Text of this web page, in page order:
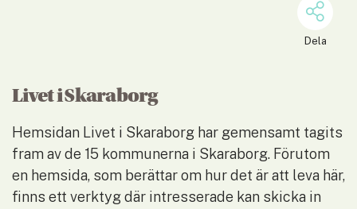
Dela
Livet i Skaraborg
Hemsidan Livet i Skaraborg har gemensamt tagits
fram av de 15 kommunerna i Skaraborg. Förutom
en hemsida, som berättar om hur det är att leva här,
finns ett verktyg där intresserade kan skicka in